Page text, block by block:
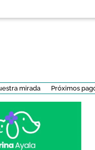
mirada Próximos